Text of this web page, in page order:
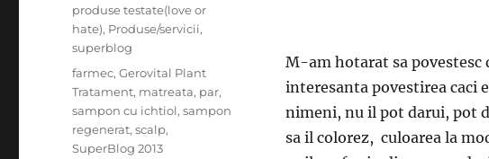
M-am hotarat sa povestesc
interesanta povestirea caci
nimeni, nu il pot darui, pot
sa il colorez, culoarea la
Categories
produse testate(love or
hate), Produse/servicii,
superblog
Tags
farmec,Gerovital Plant
Tratament, matreata, par,
sampon cu ichtiol,sampon
regenerat,scalp,
SuperBlog 2013